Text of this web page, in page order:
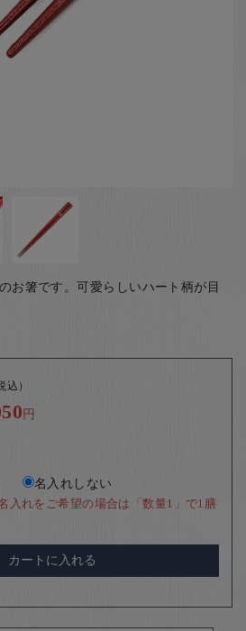
お箸です。可愛らしいハート柄が目
込）
円
名入れしない
入れをご希望の場合は「数量1」で1膳
カートに入れる